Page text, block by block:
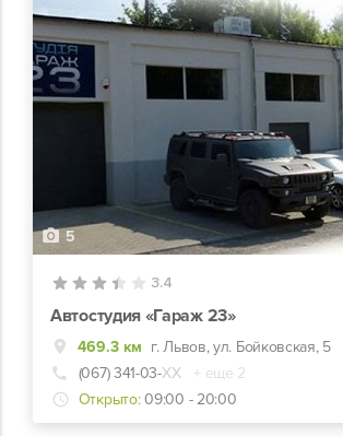
5
3.4
Автостудия «Гараж 23»
469.3 км г. Львов, ул. Бойковская, 5
(067) 341-03-ХХ
+ еще 2
Открыто: 09:00 - 20:00